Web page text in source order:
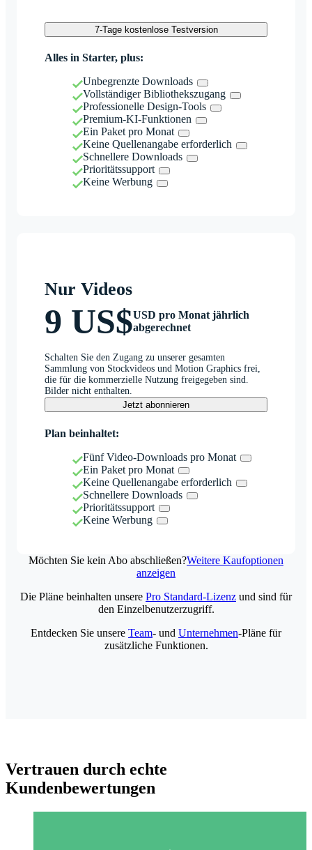
7-Tage kostenlose Testversion
Alles in Starter, plus:
Unbegrenzte Downloads
Vollständiger Bibliothekszugang
Professionelle Design-Tools
Premium-KI-Funktionen
Ein Paket pro Monat
Keine Quellenangabe erforderlich
Schnellere Downloads
Prioritätssupport
Keine Werbung
Nur Videos
9 US$USD pro Monat jährlich
abgerechnet
Schalten Sie den Zugang zu unserer gesamten
Sammlung von Stockvideos und Motion Graphics frei,
die für die kommerzielle Nutzung freigegeben sind.
Bilder nicht enthalten.
Jetzt abonnieren
Plan beinhaltet:
Fünf Video-Downloads pro Monat
Ein Paket pro Monat
Keine Quellenangabe erforderlich
Schnellere Downloads
Prioritätssupport
Keine Werbung
Möchten Sie kein Abo abschließen?Weitere Kaufoptionen
anzeigen
Die Pläne beinhalten unsere Pro Standard-Lizenz und sind für
den Einzelbenutzerzugriff.
Entdecken Sie unsere Team- und Unternehmen-Pläne für
zusätzliche Funktionen.
Vertrauen durch echte
Kundenbewertungen